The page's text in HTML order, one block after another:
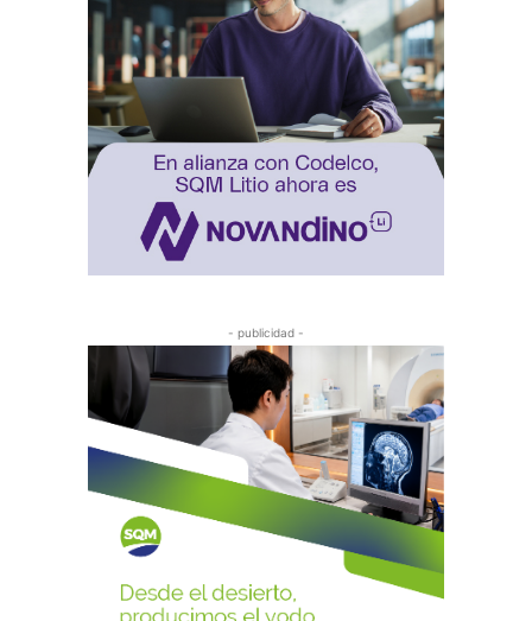
- publicidad -